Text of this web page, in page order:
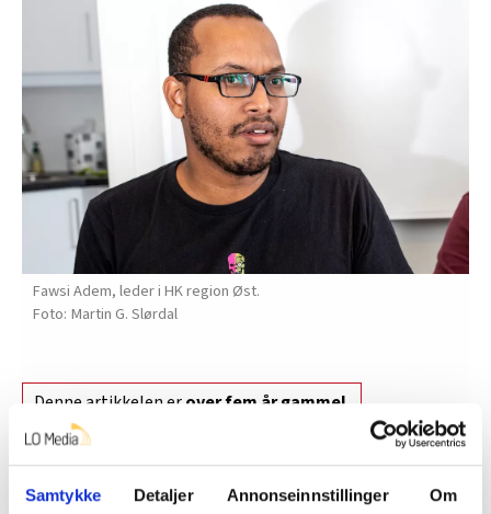
Samtykke Detaljer Annonseinnstillinger Om
Fawsi Adem, leder i HK region Øst.
Martin G. Slørdal
Denne artikkelen erover fem år gammel
Nyheter Meninger